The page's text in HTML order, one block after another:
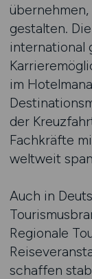
gestalten.
international
im
der
Fachkräfte
weltweit
Auch in
Regionale
schaffen